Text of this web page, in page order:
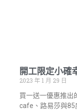
開工限定小確
2023 年 1 月 29 日
買一送一優惠推出
cafe、路易莎與85